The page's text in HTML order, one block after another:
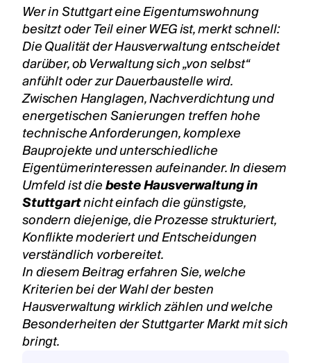
Wer in Stuttgart eine Eigentumswohnung
besitzt oder Teil einer WEG ist, merkt schnell:
Die Qualität der Hausverwaltung entscheidet
darüber, ob Verwaltung sich „von selbst“
anfühlt oder zur Dauerbaustelle wird.
Zwischen Hanglagen, Nachverdichtung und
energetischen Sanierungen treffen hohe
technische Anforderungen, komplexe
Bauprojekte und unterschiedliche
Eigentümerinteressen aufeinander. In diesem
Umfeld ist diebeste Hausverwaltung in
Stuttgartnicht einfach die günstigste,
sondern diejenige, die Prozesse strukturiert,
Konflikte moderiert und Entscheidungen
verständlich vorbereitet.
In diesem Beitrag erfahren Sie, welche
Kriterien bei der Wahl der besten
Hausverwaltung wirklich zählen und welche
Besonderheiten der Stuttgarter Markt mit sich
bringt.